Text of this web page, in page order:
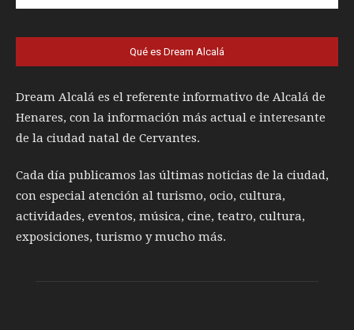
Qué es Dream Alcalá
Dream Alcalá es el referente informativo de Alcalá de
Henares, con la información más actual e interesante
de la ciudad natal de Cervantes.
Cada día publicamos las últimas noticias de la ciudad,
con especial atención al turismo, ocio, cultura,
actividades, eventos, música, cine, teatro, cultura,
exposiciones, turismo y mucho más.